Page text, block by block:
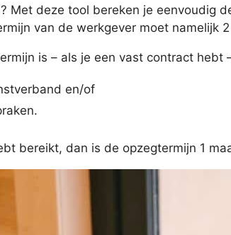
Met deze tool bereken je eenvoudig
van de werkgever moet namelijk
is – als je een vast contract hebt
en/of
bereikt, dan is de opzegtermijn 1